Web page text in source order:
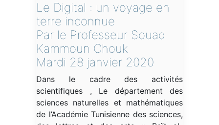
Le Digital : un voyage en
terre inconnue
Par le Professeur Souad
Kammoun Chouk
Mardi 28 janvier 2020
Dans le cadre des activités
scientifiques , Le département des
sciences naturelles et mathématiques
de l’Académie Tunisienne des sciences,